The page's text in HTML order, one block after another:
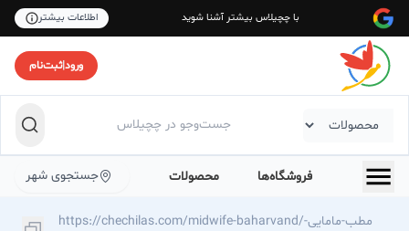
با چچیلاس بیشتر آشنا شوید اطلاعات بیشتر
ورود|ثبت‌نام
فروشگاه‌ها محصولات جستجوی شهر
https://chechilas.com/midwife-baharvand/مطب-مامایی-